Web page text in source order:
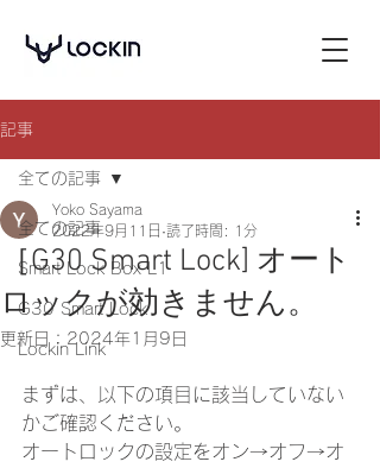
記事
全ての記事
Smart Lock Box L1
G30 Smart Lock
Lockin Link
全ての記事
［G30 Smart Lock] オート
ロックが効きません。
Yoko Sayama
2022年9月11日 読了時間: 1分
更新日： 2024年1月9日
まずは、以下の項目に該当していない
かご確認ください。
オートロックの設定をオン→オフ→オ